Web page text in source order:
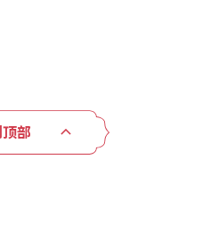
部